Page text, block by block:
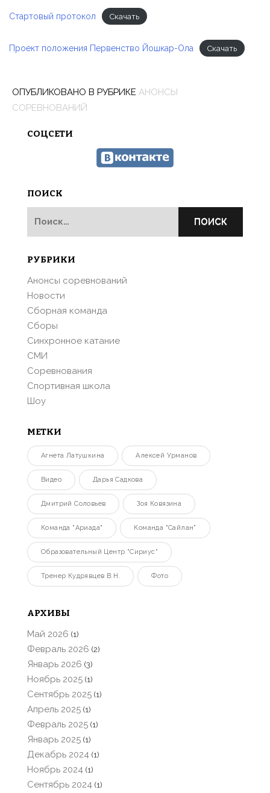
Стартовый протокол Скачать
Проект положения Первенство Йошкар-Ола Скачать
ОПУБЛИКОВАНО В РУБРИКЕ АНОНСЫ
СОРЕВНОВАНИЙ
СОЦСЕТИ
ПОИСК
РУБРИКИ
Анонсы соревнований
Новости
Сборная команда
Сборы
Синхронное катание
СМИ
Соревнования
Спортивная школа
Шоу
МЕТКИ
Агнета Латушкина Алексей Урманов
Видео Дарья Садкова
Дмитрий Соловьев Зоя Ковязина
Команда "Ариада" Команда "Сайлан"
Образовательный Центр "Сириус"
Тренер Кудрявцев В.Н. Фото
АРХИВЫ
Май 2026 (1)
Февраль 2026 (2)
Январь 2026 (3)
Ноябрь 2025 (1)
Сентябрь 2025 (1)
Апрель 2025 (1)
Февраль 2025 (1)
Январь 2025 (1)
Декабрь 2024 (1)
Ноябрь 2024 (1)
Сентябрь 2024 (1)